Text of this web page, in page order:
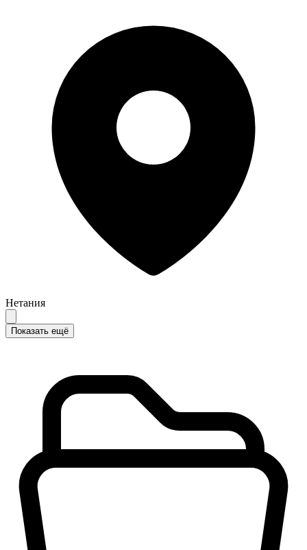
Нетания
Показать ещё